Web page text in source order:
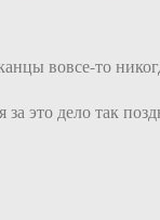
вовсе-то
это дело так